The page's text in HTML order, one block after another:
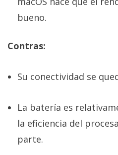
bueno.
Contras:
Su conectividad se
La batería es
la eficiencia del
parte.